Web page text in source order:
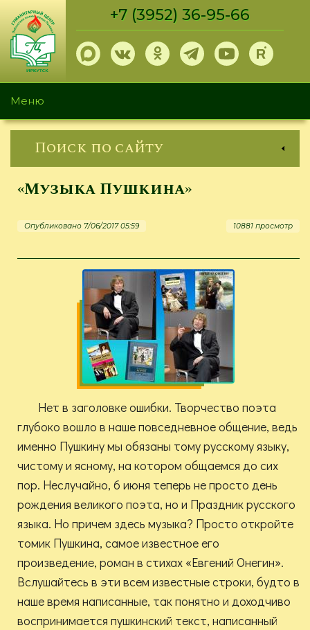
Перейти
основному
содержанию
+7 (3952) 36-95-66
Меню
Поиск по сайту
«Музыка Пушкина»
Опубликовано 7/06/2017 05:59 10881 просмотр
Нет в заголовке ошибки. Творчество поэта
глубоко вошло в наше повседневное общение, ведь
именно Пушкину мы обязаны тому русскому языку,
чистому и ясному, на котором общаемся до сих
пор. Неслучайно, 6 июня теперь не просто день
рождения великого поэта, но и Праздник русского
языка. Но причем здесь музыка? Просто откройте
томик Пушкина, самое известное его
произведение, роман в стихах «Евгений Онегин».
Вслушайтесь в эти всем известные строки, будто в
наше время написанные, так понятно и доходчиво
воспринимается пушкинский текст, написанный